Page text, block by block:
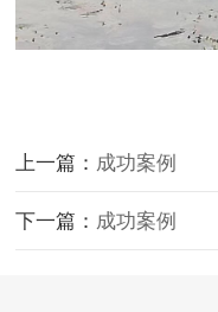
上一篇： 成功案例
下一篇： 成功案例